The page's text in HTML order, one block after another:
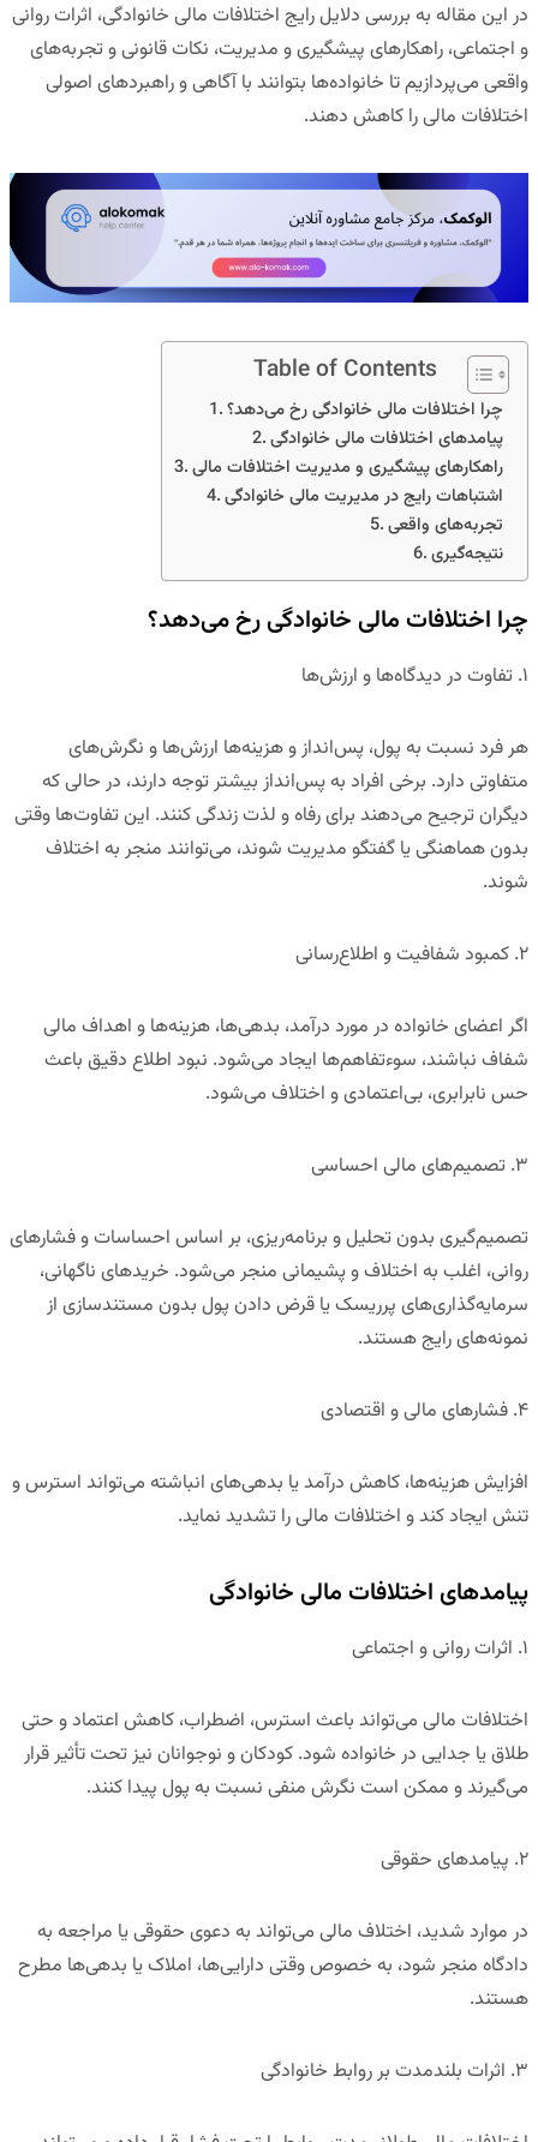
در این مقاله به بررسی دلایل رایج اختلافات مالی خانوادگی، اثرات روانی
و اجتماعی، راهکارهای پیشگیری و مدیریت، نکات قانونی و تجربه‌های
واقعی می‌پردازیم تا خانواده‌ها بتوانند با آگاهی و راهبردهای اصولی
اختلافات مالی را کاهش دهند.
Table of Contents
چرا اختلافات مالی خانوادگی رخ می‌دهد؟
پیامدهای اختلافات مالی خانوادگی
راهکارهای پیشگیری و مدیریت اختلافات مالی
اشتباهات رایج در مدیریت مالی خانوادگی
تجربه‌های واقعی
نتیجه‌گیری
چرا اختلافات مالی خانوادگی رخ می‌دهد؟
۱. تفاوت در دیدگاه‌ها و ارزش‌ها
هر فرد نسبت به پول، پس‌انداز و هزینه‌ها ارزش‌ها و نگرش‌های
متفاوتی دارد. برخی افراد به پس‌انداز بیشتر توجه دارند، در حالی که
دیگران ترجیح می‌دهند برای رفاه و لذت زندگی کنند. این تفاوت‌ها وقتی
بدون هماهنگی یا گفتگو مدیریت شوند، می‌توانند منجر به اختلاف
شوند.
۲. کمبود شفافیت و اطلاع‌رسانی
اگر اعضای خانواده در مورد درآمد، بدهی‌ها، هزینه‌ها و اهداف مالی
شفاف نباشند، سوءتفاهم‌ها ایجاد می‌شود. نبود اطلاع دقیق باعث
حس نابرابری، بی‌اعتمادی و اختلاف می‌شود.
۳. تصمیم‌های مالی احساسی
تصمیم‌گیری بدون تحلیل و برنامه‌ریزی، بر اساس احساسات و فشارهای
روانی، اغلب به اختلاف و پشیمانی منجر می‌شود. خریدهای ناگهانی،
سرمایه‌گذاری‌های پرریسک یا قرض دادن پول بدون مستندسازی از
نمونه‌های رایج هستند.
۴. فشارهای مالی و اقتصادی
افزایش هزینه‌ها، کاهش درآمد یا بدهی‌های انباشته می‌تواند استرس و
تنش ایجاد کند و اختلافات مالی را تشدید نماید.
پیامدهای اختلافات مالی خانوادگی
۱. اثرات روانی و اجتماعی
اختلافات مالی می‌تواند باعث استرس، اضطراب، کاهش اعتماد و حتی
طلاق یا جدایی در خانواده شود. کودکان و نوجوانان نیز تحت تأثیر قرار
می‌گیرند و ممکن است نگرش منفی نسبت به پول پیدا کنند.
۲. پیامدهای حقوقی
در موارد شدید، اختلاف مالی می‌تواند به دعوی حقوقی یا مراجعه به
دادگاه منجر شود، به خصوص وقتی دارایی‌ها، املاک یا بدهی‌ها مطرح
هستند.
۳. اثرات بلندمدت بر روابط خانوادگی